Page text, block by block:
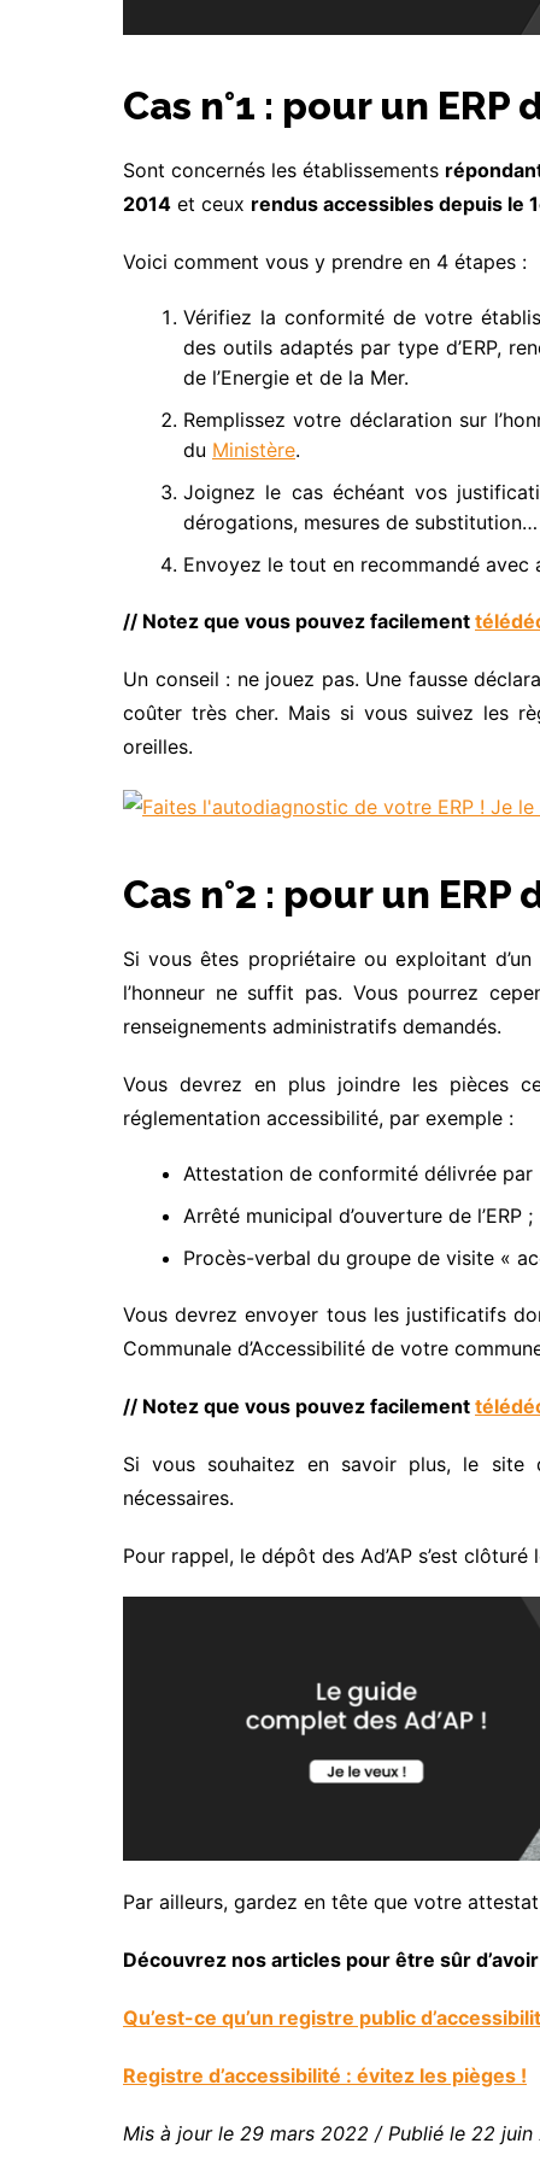
Cas n°1 : pour un ERP
Sont concernés les établissements
2014 et ceux rendus accessibles depuis le
Voici comment vous y prendre en 4 étapes :
Vérifiez la conformité de votre
des outils adaptés par type d’ERP,
de l’Energie et de la Mer.
Remplissez votre déclaration sur
du Ministère.
Joignez le cas échéant vos
dérogations, mesures de substitution…
Envoyez le tout en recommandé
// Notez que vous pouvez facilement
Un conseil : ne jouez pas. Une fausse
coûter très cher. Mais si vous suivez les
oreilles.
Cas n°2 : pour un ERP
Si vous êtes propriétaire ou exploitant
l’honneur ne suffit pas. Vous pourrez
renseignements administratifs demandés.
Vous devrez en plus joindre les pièces
réglementation accessibilité, par exemple :
Attestation de conformité délivrée
Arrêté municipal d’ouverture de l’ERP ;
Procès-verbal du groupe de visite «
Vous devrez envoyer tous les justificatifs
Communale d’Accessibilité de votre
// Notez que vous pouvez facilement
Si vous souhaitez en savoir plus, le
nécessaires.
Pour rappel, le dépôt des Ad’AP s’est clôturé
Par ailleurs, gardez en tête que votre
Découvrez nos articles pour être sûr
Qu’est-ce qu’un registre public
Registre d’accessibilité : évitez les pièges !
Mis à jour le 29 mars 2022 / Publié le 22 juin